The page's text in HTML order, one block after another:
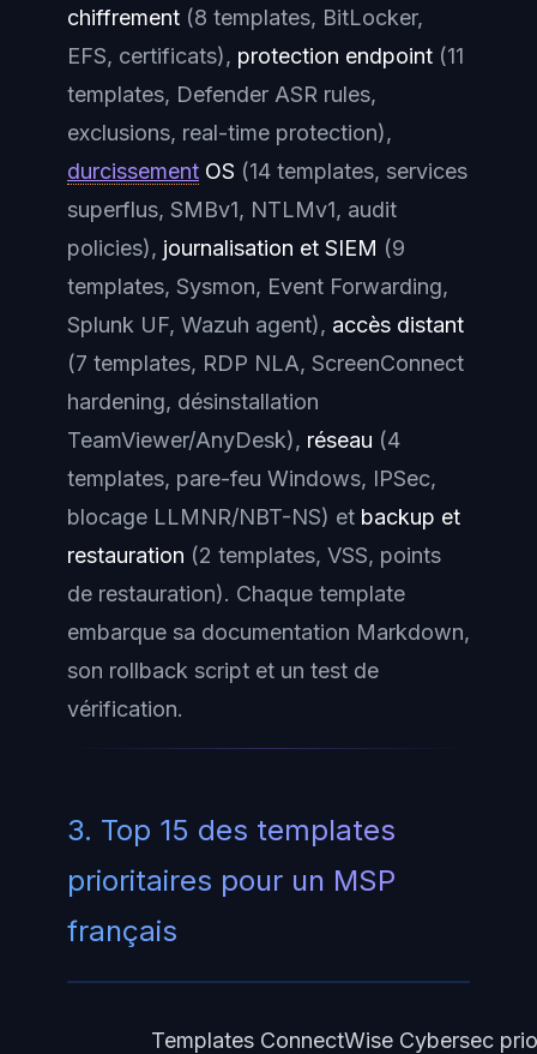
chiffrement (8 templates, BitLocker,
EFS, certificats), protection endpoint (11
templates, Defender ASR rules,
exclusions, real-time protection),
durcissement OS (14 templates, services
superflus, SMBv1, NTLMv1, audit
policies), journalisation et SIEM (9
templates, Sysmon, Event Forwarding,
Splunk UF, Wazuh agent), accès distant
(7 templates, RDP NLA, ScreenConnect
hardening, désinstallation
TeamViewer/AnyDesk), réseau (4
templates, pare-feu Windows, IPSec,
blocage LLMNR/NBT-NS) et backup et
restauration (2 templates, VSS, points
de restauration). Chaque template
embarque sa documentation Markdown,
son rollback script et un test de
vérification.
3. Top 15 des templates
prioritaires pour un MSP
français
Templates ConnectWise Cybersec